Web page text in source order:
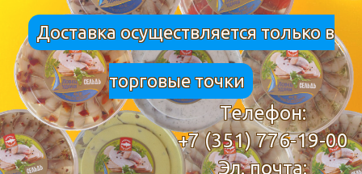
Доставка осуществляется только в
торговые точки
Телефон:
+7 (351) 776-19-00
Эл. почта: